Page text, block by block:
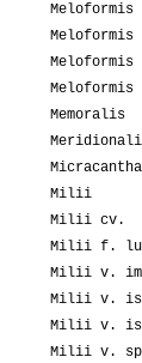
Meloformis
Memoralis
Micracantha
Milii
Milii cv.
Milii f.
Milii v.
Milii v.
Milii v.
Milii v.